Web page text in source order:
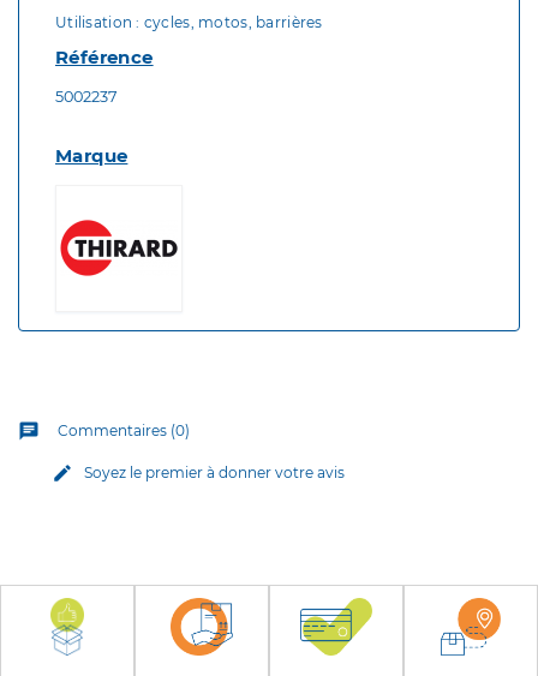
Utilisation : cycles, motos, barrières
Référence
5002237
Marque
chat Commentaires (0)
edit Soyez le premier à donner votre avis